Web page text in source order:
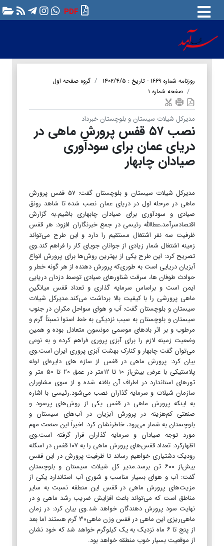
PDF
روزنامه شماره ۱۶۶۹ - تاریخ : ۱۴۰۲/۴/۵
گروه صفحه اول
صفحه شماره ۱
مدیرکل شیلات سیستان و بلوچستان خبرداد
نصب ۵۷ قفس پرورش ماهی در
دریای عمان برای سودآوری
صیادان چابهار
مدیرکل شیلات سیستان و بلوچستان گفت: ۵۷ قفس پرورش
ماهی در مرحله اول در دریای عمان نصب شده تا شاهد رونق
صیادی و سودآوری برای صیادان چابهاری باشیم.به گزارش
اقتصادسرآمد،عطاالله رئیسی در جمع خبرنگاران افزود: هر قفس
ظرفیت سه نفر اشتغال مستقیم را دارد و این طرح می‌تواند
زمینه اشتغال شمار زیادی از جوانان جویای کار را فراهم کند.وی
تصریح کرد: این طرح یکی از بهترین روش‌ها برای پرورش انواع
آبزیان دریایی است به طوری‌که پرورش دهنده از هر گونه خطر و
حوادث طوفان ها، سرقت شناورهای صیادی توسط دزدان دریایی
ایمن است و براساس سرمایه گذاری و تعداد قفس میانگین
ماهی پرورشی را با کیفیت بالا برداشت می‌کند.مدیرکل شیلات
سیستان و بلوچستان گفت: آب و هوای سواحل مکران در جنوب
سیستان و بلوچستان به سبب نزدیکی به خط استوا نسبتاً گرم و
مرطوب و بر اثر بادهای موسمی مونسون متعادل بوده و همین
وضعیت زمینه لازم را برای آبزی پروری فراهم کرده و به نوعی
می‌توان گفت چابهار و کنارک بهشت آبزی پروری ایران است.وی
بیان کرد: پرورش ماهی در قفس از سازه های دایره‌ای لوله
پلاستیکی با عرض بیش‌از ۱۰ تا ۱۲متر در عمق ۲۰ تا ۵۰ متر و
تورهای استاندارد در اطراف آن بافته شده و از سوی مشاوران
سازمان شیلات و سرمایه گذاران نصب می‌شود.رئیسی با اشاره
به اینکه پرورش ماهی در قفس یکی از روش‌های پرسود و
صنعتی کم‌هزینه در پرورش آبزیان در آب‌های سیستان و
بلوچستان به شمار می‌رود، خاطرنشان کرد: اخیراً این صنعت مهم
مورد توجه صیادان و سرمایه گذاران قرار گرفته است.وی
اظهارکرد: تعداد قفس‌های پرورش ماهی را به ۱۰۷ قفس در اسکله
رودیک دشتیاری خواهیم رساند تا ظرفیت پرورش در این قفس
بیش‌از ۶۰۰ تن برسد.مدیر کل شیلات سیستان و بلوچستان
گفت: آب و هوای بسیار مناسب و شوری آب استاندارد یکی از
مزیت‌های پرورش ماهی در قفس این منطقه نسبت به سایر
مناطق است که می‌تواند باعث افزایش ضریب رشد ماهی و در
نهایت سود پرورش دهندگان خواهد شد.وی بیان کرد: در زمان
ماهی‌ریزی این ماهی در قفس وزن ماهی۳۰ گرم هستند اما بعد
از پنج تا ۶ ماه نزدیک به یک کیلوگرم خواهد شد که خود نشان
از موقعیت بسیار خوب منطقه خواهد بود.